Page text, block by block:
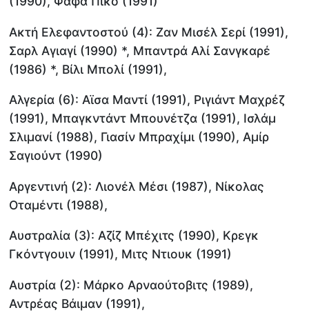
Ακτή Ελεφαντοστού (4): Ζαν Μισέλ Σερί (1991),
Σαρλ Αγιαγί (1990) *, Μπαντρά Αλί Σανγκαρέ
(1986) *, Βίλι Μπολί (1991),
Αλγερία (6): Αϊσα Μαντί (1991), Ριγιάντ Μαχρέζ
(1991), Μπαγκντάντ Μπουνέτζα (1991), Ισλάμ
Σλιμανί (1988), Γιασίν Μπραχίμι (1990), Αμίρ
Σαγιούντ (1990)
Αργεντινή (2): Λιονέλ Μέσι (1987), Νίκολας
Οταμέντι (1988),
Αυστραλία (3): Αζίζ Μπέχιτς (1990), Κρεγκ
Γκόντγουιν (1991), Μιτς Ντιουκ (1991)
Αυστρία (2): Μάρκο Αρναούτοβιτς (1989),
Αντρέας Βάιμαν (1991),